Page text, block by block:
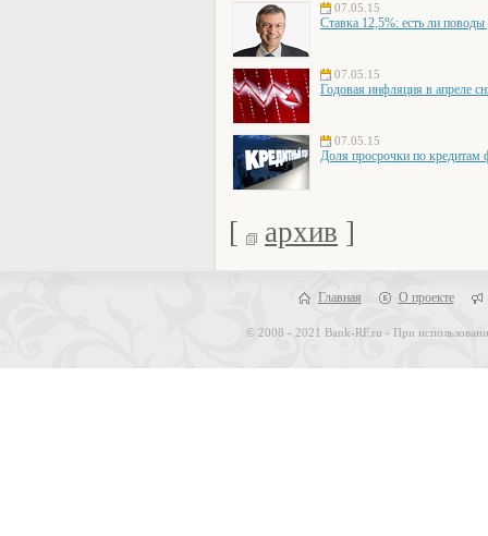
07.05.15
Ставка 12,5%: есть ли поводы
07.05.15
Годовая инфляция в апреле
07.05.15
Доля просрочки по кредитам
[ архив ]
Главная О проекте
© 2008 - 2021 Bank-RF.ru - При